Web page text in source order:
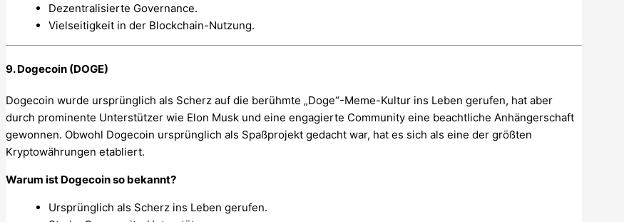
Dezentralisierte Governance.
Vielseitigkeit in der Blockchain-Nutzung.
9. Dogecoin (DOGE)
Dogecoin wurde ursprünglich als Scherz auf die berühmte „Doge“-Meme-Kultur ins Leben gerufen, hat aber
durch prominente Unterstützer wie Elon Musk und eine engagierte Community eine beachtliche Anhängerschaft
gewonnen. Obwohl Dogecoin ursprünglich als Spaßprojekt gedacht war, hat es sich als eine der größten
Kryptowährungen etabliert.
Warum ist Dogecoin so bekannt?
Ursprünglich als Scherz ins Leben gerufen.